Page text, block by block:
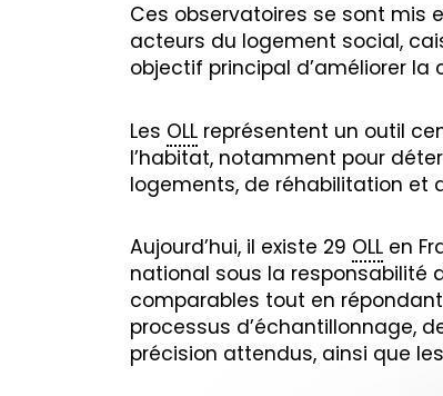
Ces observatoires se sont mis
acteurs du logement social,
objectif principal d’améliorer
Les OLL représentent un outil
l’habitat, notamment pour
logements, de réhabilitation et
Aujourd’hui, il existe 29 OLL en
national sous la responsabilité
comparables tout en
processus d’échantillonnage,
précision attendus, ainsi que